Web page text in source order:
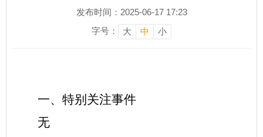
发布时间：2025-06-17 17:23
字号：
大 中 小
一、特别关注事件
无